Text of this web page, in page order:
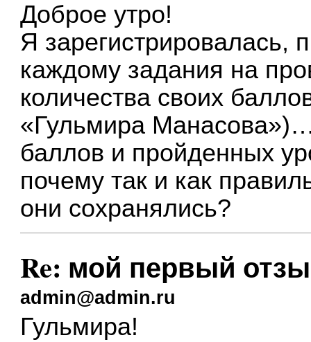
Доброе утро!
Я зарегистрировалась,
каждому задания на
количества своих
«Гульмира
баллов и пройденных
почему так и как
они сохранялись?
Re: мой первый
admin@admin.ru
Гульмира!